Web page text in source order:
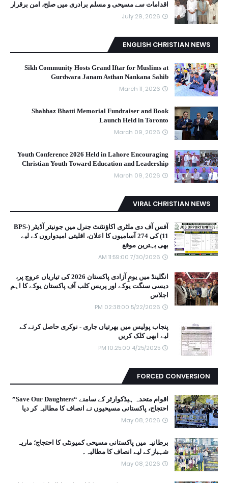
اقدامات سے مسیحی و مسلم برادری میں صلح، امن برقرار
July 29, 2026
ENGLISH CHRISTIAN NEWS
Sikh Community Hosts Grand Iftar for Muslims at
Gurdwara Janam Asthan Nankana Sahib
March 11, 2026
Shahbaz Bhatti Memorial Fundraiser and Book
Launch Held in Toronto
March 09, 2026
Youth Conference 2026 Held in Lahore Encouraging
Christian Youth Toward Education and Leadership
March 09, 2026
VIRAL CHRISTIAN NEWS
آفس آف دی ملٹری اکاؤنٹنٹ جنرل میں جونیئر آڈیٹر (BPS-
11) کی 274 آسامیوں کا اعلان، اقلیتی امیدواروں کے لیے
بھی بہترین موقع
7/30/2026 11:59:00 AM
انگلینڈ میں یومِ آزادی پاکستان 2026 کی تیاریاں عروج پر،
دیسی سنگت یوکے اور پریس کلب آف پاکستان یوکے کا اہم
اجلاس
5/22/2026 02:38:00 PM
پنجاب پولیس میں بھرتیاں جاری - نوکری حاصل کرنے کے
لیے ابھی کلک کریں
4/25/2025 10:25:00 PM
FORCED CONVERSION
اقوام متحدہ ہیڈکوارٹر کے سامنے “Save Our Daughters”
احتجاج، پاکستانی مسیحیوں نے انصاف کا مطالبہ کر دیا
May 08, 2026
برطانیہ میں پاکستانی مسیحی کمیونٹی کا احتجاج؛ ماریہ
شہباز کے لیے انصاف کا مطالبہ۔
May 08, 2026